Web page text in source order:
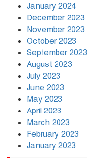
January 2024
December 2023
November 2023
October 2023
September 2023
August 2023
July 2023
June 2023
May 2023
April 2023
March 2023
February 2023
January 2023